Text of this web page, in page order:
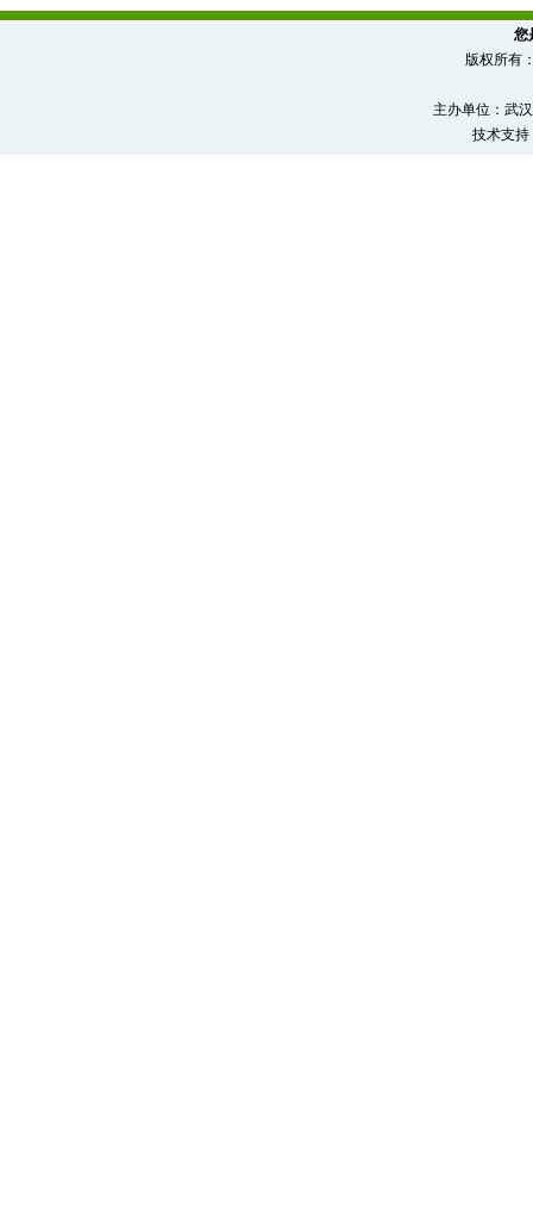
您
版权所有
主办单位：武
技术支持